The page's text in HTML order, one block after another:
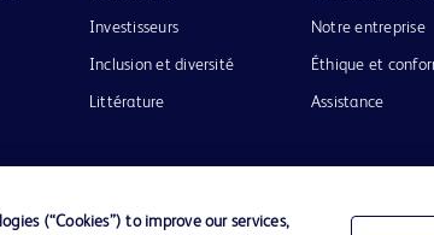
Investisseurs
Inclusion et diversité
Littérature
Notre entreprise
Éthique et
Assistance
(“Cookies”) to improve our services,